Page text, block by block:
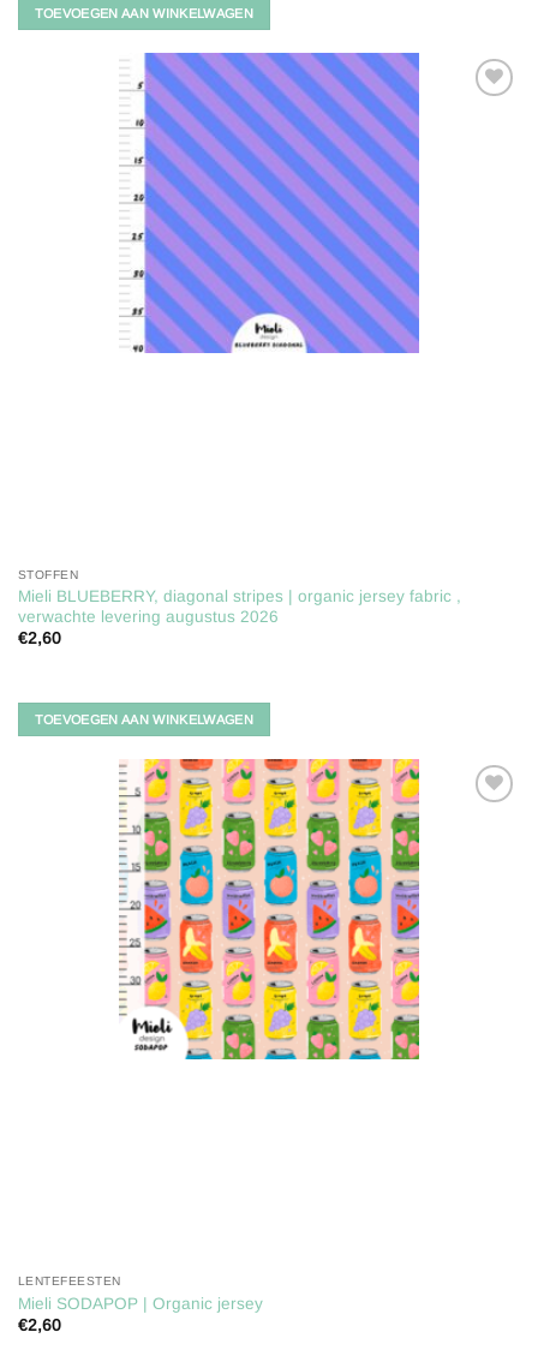
TOEVOEGEN AAN WINKELWAGEN
STOFFEN
Mieli BLUEBERRY, diagonal stripes | organic jersey fabric ,
verwachte levering augustus 2026
€2,60
TOEVOEGEN AAN WINKELWAGEN
LENTEFEESTEN
Mieli SODAPOP | Organic jersey
€2,60